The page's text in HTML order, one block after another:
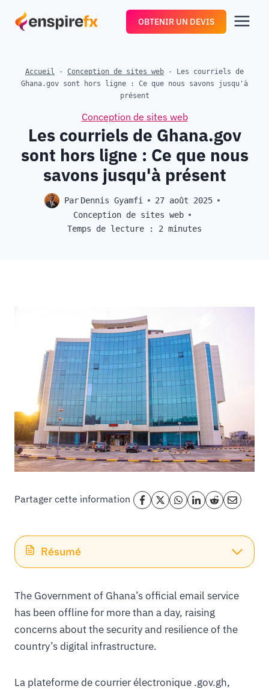
OBTENIR UN DEVIS
Accueil - Conception de sites web - Les courriels de
Ghana.gov sont hors ligne : Ce que nous savons jusqu'à
présent
Conception de sites web
Les courriels de Ghana.gov
sont hors ligne : Ce que nous
savons jusqu'à présent
Par Dennis Gyamfi
27 août 2025
Conception de sites web
Temps de lecture :
2 minutes
Partager cette information
Résumé
The Government of Ghana’s official email service
has been offline for more than a day, raising
concerns about the security and resilience of the
country’s digital infrastructure.
La plateforme de courrier électronique .gov.gh,